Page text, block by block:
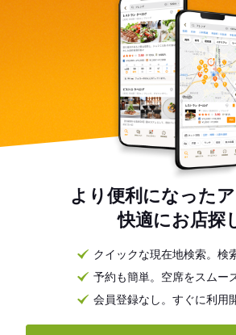
より便利になった
快適にお店探
クイックな現在地検索。検
予約も簡単。空席をスムー
会員登録なし。すぐに利用